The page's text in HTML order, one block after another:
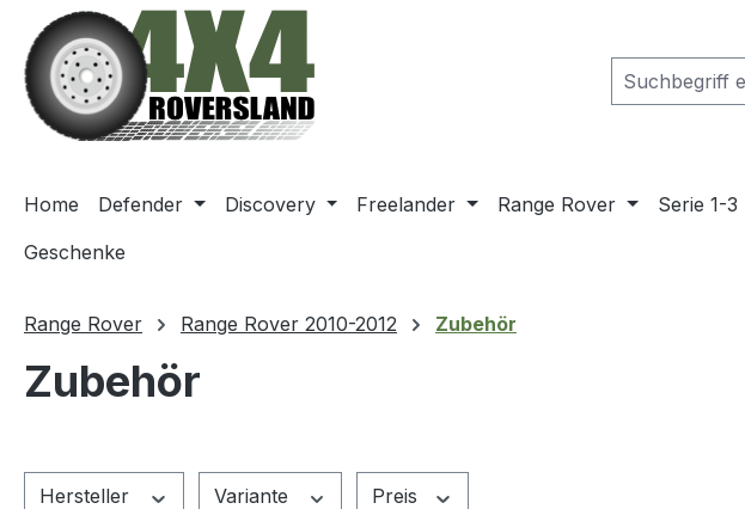
Hauptinhalt springen
Zur Suche springen
Zur Hauptnavigation springen
Home Defender Discovery Freelander Range Rover Serie 1-3
Geschenke
Range Rover Range Rover 2010-2012 Zubehör
Zubehör
Hersteller Variante Preis